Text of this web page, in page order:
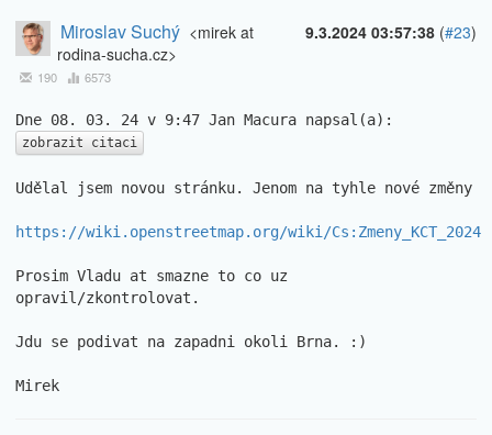
9.3.2024 03:57:38 (#23)
Miroslav Suchý <mirek at
rodina-sucha.cz>
190 6573
zobrazit citaci
Udělal jsem novou stránku. Jenom na tyhle nové změny
https://wiki.openstreetmap.org/wiki/Cs:Zmeny_KCT_2024
Prosim Vladu at smazne to co uz
opravil/zkontrolovat.
Jdu se podivat na zapadni okoli Brna. :)
Mirek